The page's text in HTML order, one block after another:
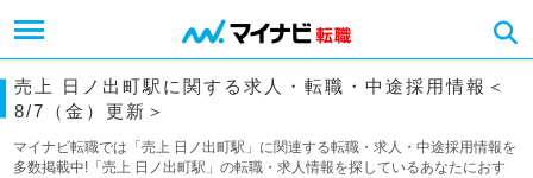
売上 日ノ出町駅に関する求人・転職・中途採用情報＜
8/7（金）更新＞
マイナビ転職では「売上 日ノ出町駅」に関連する転職・求人・中途採用情報を
多数掲載中!「売上 日ノ出町駅」の転職・求人情報を探しているあなたにおす